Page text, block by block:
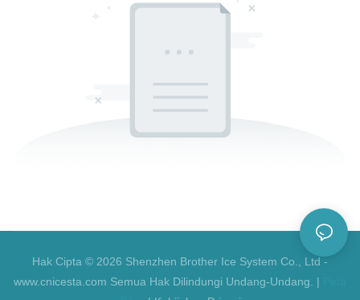
Hak Cipta © 2026 Shenzhen Brother Ice System Co., Ltd -
www.cnicesta.com Semua Hak Dilindungi Undang-Undang. |